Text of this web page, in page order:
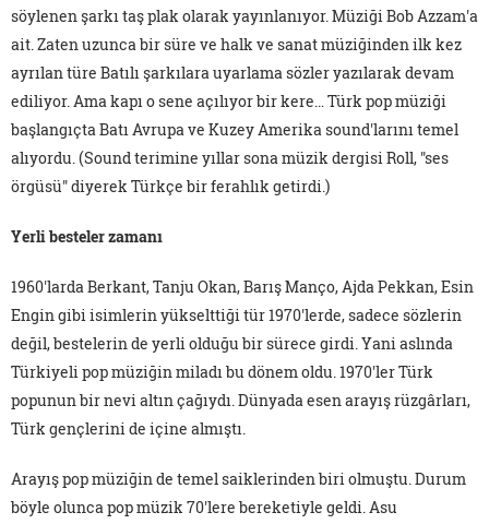
söylenen şarkı taş plak olarak yayınlanıyor. Müziği Bob Azzam'a
ait. Zaten uzunca bir süre ve halk ve sanat müziğinden ilk kez
ayrılan türe Batılı şarkılara uyarlama sözler yazılarak devam
ediliyor. Ama kapı o sene açılıyor bir kere… Türk pop müziği
başlangıçta Batı Avrupa ve Kuzey Amerika sound'larını temel
alıyordu. (Sound terimine yıllar sona müzik dergisi Roll, "ses
örgüsü" diyerek Türkçe bir ferahlık getirdi.)
Yerli besteler zamanı
1960'larda Berkant, Tanju Okan, Barış Manço, Ajda Pekkan, Esin
Engin gibi isimlerin yükselttiği tür 1970'lerde, sadece sözlerin
değil, bestelerin de yerli olduğu bir sürece girdi. Yani aslında
Türkiyeli pop müziğin miladı bu dönem oldu. 1970'ler Türk
popunun bir nevi altın çağıydı. Dünyada esen arayış rüzgârları,
Türk gençlerini de içine almıştı.
Arayış pop müziğin de temel saiklerinden biri olmuştu. Durum
böyle olunca pop müzik 70'lere bereketiyle geldi. Asu